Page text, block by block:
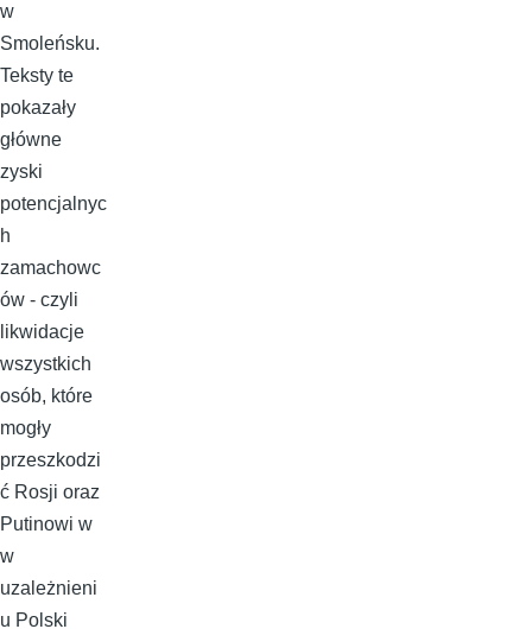
w
Smoleńsku.
Teksty te
pokazały
główne
zyski
potencjalnyc
h
zamachowc
ów - czyli
likwidacje
wszystkich
osób, które
mogły
przeszkodzi
ć Rosji oraz
Putinowi w
w
uzależnieni
u Polski